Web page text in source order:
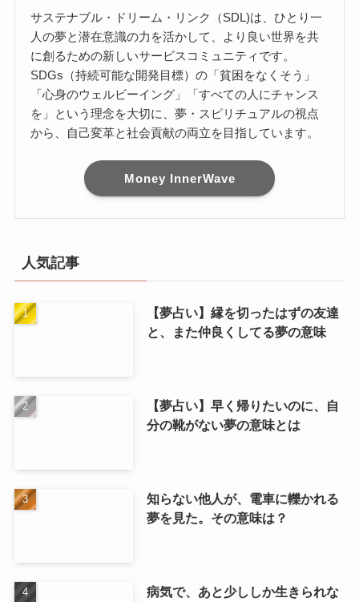
サステナブル・ドリーム・リンク（SDL)は、ひとり一
人の夢と潜在意識の力を活かして、より良い世界を共
に創るための新しいサービスコミュニティです。
SDGs（持続可能な開発目標）の「貧困をなくそう」
「心身のウェルビーイング」「すべての人にチャンス
を」という理念を大切に、夢・スピリチュアルの視点
から、自己変革と社会貢献の両立を目指しています。
Money InnerWave
人気記事
【夢占い】縁を切ったはずの友達
と、また仲良くしてる夢の意味
【夢占い】早く帰りたいのに、自
分の靴がない夢の意味とは
知らない他人が、電車に轢かれる
夢を見た。その意味は？
病気で、あと少ししか生きられな